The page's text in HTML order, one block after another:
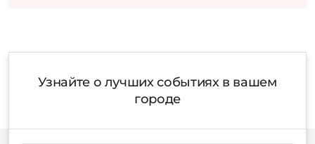
Узнайте о лучших событиях в вашем
городе